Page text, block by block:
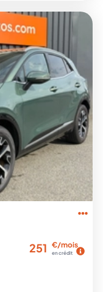
251 €/mois
en crédit